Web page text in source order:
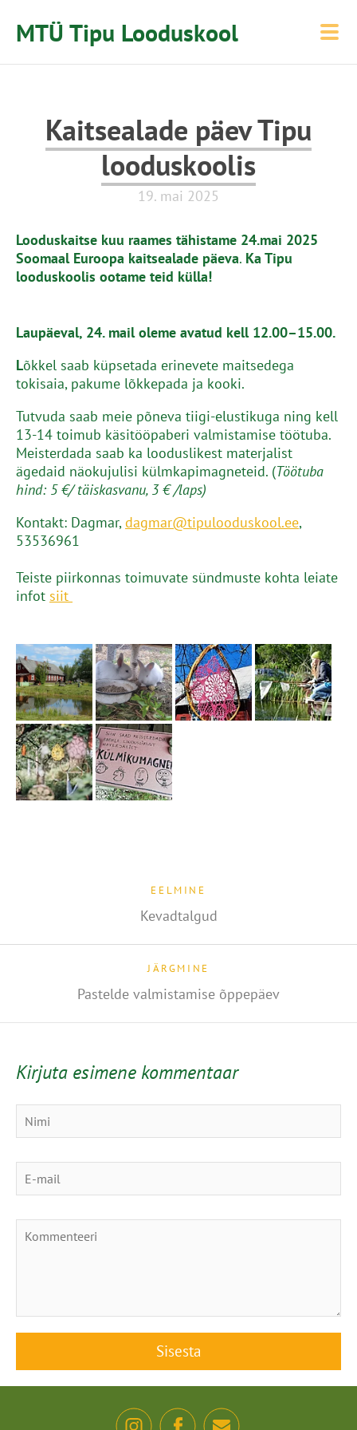
MTÜ Tipu Looduskool
Kaitsealade päev Tipu
looduskoolis
19. mai 2025
Looduskaitse kuu raames tähistame 24.mai 2025
Soomaal Euroopa kaitsealade päeva. Ka Tipu
looduskoolis ootame teid külla!
Laupäeval, 24. mail oleme avatud kell 12.00–15.00.
Lõkkel saab küpsetada erinevete maitsedega
tokisaia, pakume lõkkepada ja kooki.
Tutvuda saab meie põneva tiigi-elustikuga ning kell
13-14 toimub käsitööpaberi valmistamise töötuba.
Meisterdada saab ka looduslikest materjalist
ägedaid näokujulisi külmkapimagneteid. (Töötuba
hind: 5 €/ täiskasvanu, 3 € /laps)
Kontakt: Dagmar,dagmar@tipulooduskool.ee,
53536961
Teiste piirkonnas toimuvate sündmuste kohta leiate
infot siit
EELMINE
Kevadtalgud
JÄRGMINE
Pastelde valmistamise õppepäev
Kirjuta esimene kommentaar